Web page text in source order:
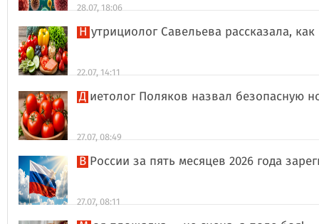
28.07, 18:06
Нутрициолог Савельева рассказала,
22.07, 14:11
Диетолог Поляков назвал безопасную
27.07, 08:49
В России за пять месяцев 2026 года
27.07, 08:11